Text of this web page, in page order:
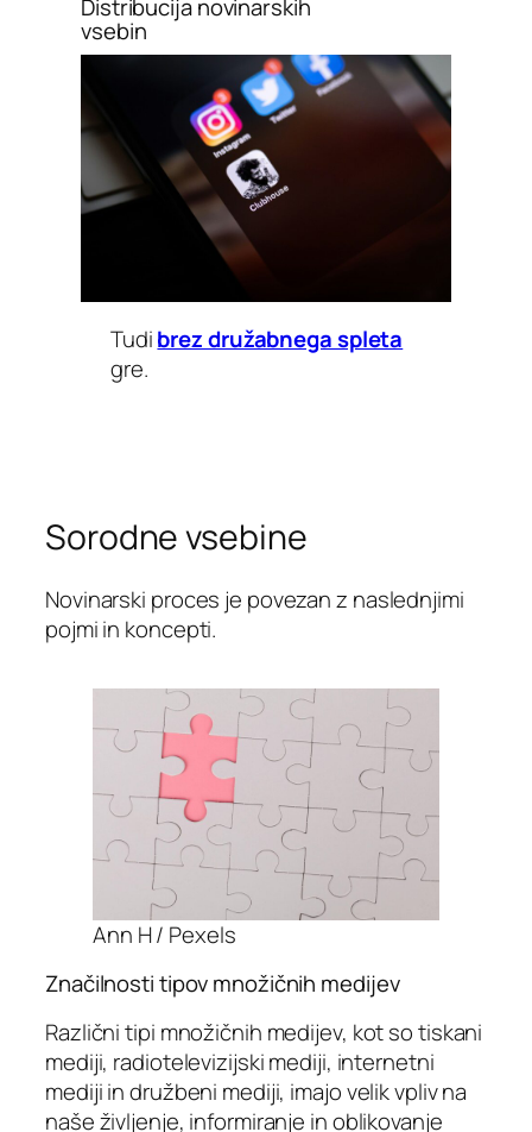
Distribucija novinarskih
vsebin
Tudibrez družabnega spleta
gre.
Sorodne vsebine
Novinarski proces je povezan z naslednjimi
pojmi in koncepti.
Ann H / Pexels
Značilnosti tipov množičnih medijev
Različni tipi množičnih medijev, kot so tiskani
mediji, radiotelevizijski mediji, internetni
mediji in družbeni mediji, imajo velik vpliv na
naše življenje, informiranje in oblikovanje